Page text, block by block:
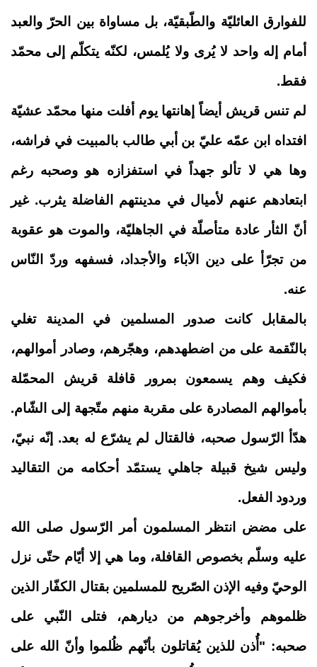
للفوارق العائليّة والطّبقيّة، بل مساواة بين الحرّ والعبد
أمام إله واحد لا يُرى ولا يُلمس، لكنّه يتكلّم إلى محمّد
فقط.
لم تنس قريش أيضاً إهانتها يوم أفلت منها محمّد عشيّة
افتداه ابن عمّه عليّ بن أبي طالب بالمبيت في فراشه،
وها هي لا تألو جهداً في استفزازه هو وصحبه رغم
ابتعادهم عنهم لأميال في مدينتهم الفاضلة يثرب. غير
أنّ الثأر عادة متأصلّة في الجاهليّة، والموت هو عقوبة
من تجرّأ على دين الآباء والأجداد، فسفهه وردّ النّاس
عنه.
بالمقابل كانت صدور المسلمين في المدينة تغلي
بالنّقمة على من اضطهدهم، وهجّرهم، وصادر أموالهم،
فكيف وهم يسمعون بمرور قافلة قريش المحمّلة
بأموالهم المصادرة على مقربة منهم متّجهة إلى الشّام.
هدّأ الرّسول صحبه، فالقتال لم يشرّع له بعد. إنّه نبيّ،
وليس شيخ قبيلة جاهلي يستمّد أحكامه من التقاليد
وردود الفعل.
على مضض انتظر المسلمون أمر الرّسول صلى الله
عليه وسلّم بخصوص القافلة، وما هي إلا أيّام حتّى نزل
الوحيّ وفيه الإذن الصّريح للمسلمين بقتال الكفّار الذين
ظلموهم وأخرجوهم من ديارهم، فتلى النّبي على
صحبه: " أُذن للذين يُقاتلون بأنّهم ظُلموا وأنّ الله على